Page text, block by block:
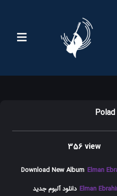
356 view
Download New Album Elman
دانلود آلبوم جدید Elman